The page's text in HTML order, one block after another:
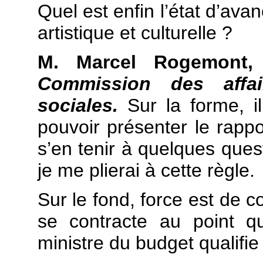
Quel est enfin l’état
artistique et culturelle ?
M. Marcel
Commission des
sociales. Sur la forme,
pouvoir présenter le
s’en tenir à quelques
je me plierai à cette règle.
Sur le fond, force est de
se contracte au point
ministre du budget